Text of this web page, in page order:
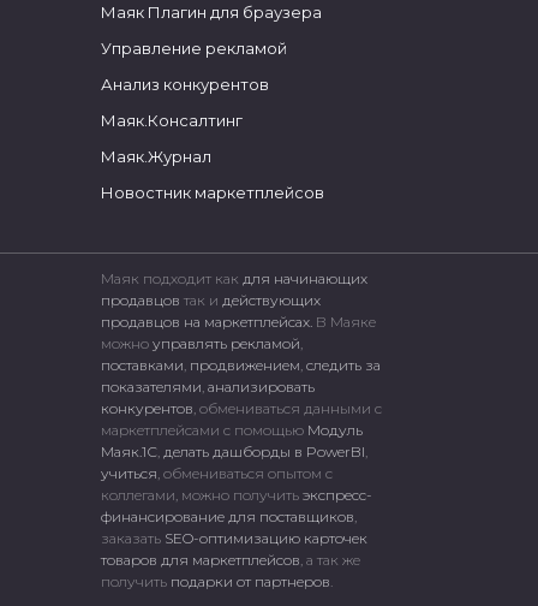
Маяк Плагин для браузера
Управление рекламой
Анализ конкурентов
Маяк.Консалтинг
Маяк.Журнал
Новостник маркетплейсов
Маяк подходит как для начинающих
продавцов так и действующих
продавцов на маркетплейсах. В Маяке
можно управлять рекламой
поставками продвижением следить за
показателями анализировать
конкурентов , обмениваться данными с
маркетплейсами c помощью Модуль
Маяк.1С делать дашборды в PowerBI
учиться , обмениваться опытом с
коллегами, можно получить экспресс-
финансирование для поставщиков
заказать SEO-оптимизацию карточек
товаров для маркетплейсов , а так же
получить подарки от партнеров